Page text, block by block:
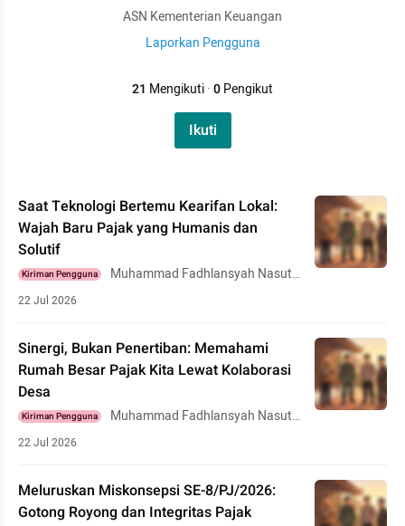
ASN Kementerian Keuangan
Laporkan Pengguna
21 Mengikuti·0Pengikut
Ikuti
Saat Teknologi Bertemu Kearifan Lokal:
Wajah Baru Pajak yang Humanis dan
Solutif
Kiriman Pengguna
Muhammad Fadhlansyah Nasuti
22 Jul 2026
Sinergi, Bukan Penertiban: Memahami
Rumah Besar Pajak Kita Lewat Kolaborasi
Desa
Kiriman Pengguna
Muhammad Fadhlansyah Nasuti
22 Jul 2026
Meluruskan Miskonsepsi SE-8/PJ/2026:
Gotong Royong dan Integritas Pajak